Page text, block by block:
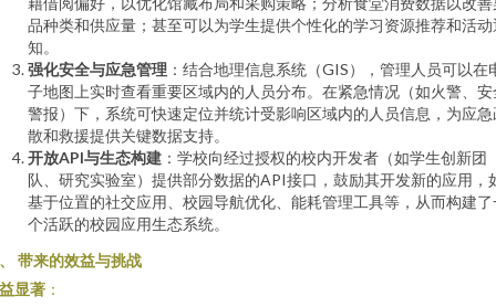
品种类和供应量；甚至可以为学生提供个性化的学习资源推荐和活动
知。
强化安全与应急管理 ：结合地理信息系统（GIS），管理人员可以在
子地图上实时查看重要区域内的人员分布。在紧急情况（如火警、安
警报）下，系统可快速定位并统计受影响区域内的人员信息，为应急
散和救援提供关键数据支持。
开放API与生态构建 ：学校向经过授权的校内开发者（如学生创新团
队、研究实验室）提供部分数据的API接口，鼓励其开发新的应用，
基于位置的社交应用、校园导航优化、能耗管理工具等，从而构建了
个活跃的校园应用生态系统。
带来的效益与挑战
显著 ：